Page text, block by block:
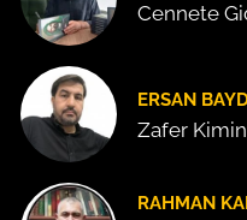
Cennete
ERSAN
Zafer
RAHMAN